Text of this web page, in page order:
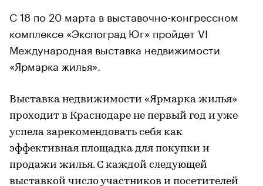
С 18 по 20 марта в выставочно-конгрессном
комплексе «Экспоград Юг» пройдет VI
Международная выставка недвижимости
«Ярмарка жилья».
Выставка недвижимости «Ярмарка жилья»
проходит в Краснодаре не первый год и уже
успела зарекомендовать себя как
эффективная площадка для покупки и
продажи жилья. С каждой следующей
выставкой число участников и посетителей